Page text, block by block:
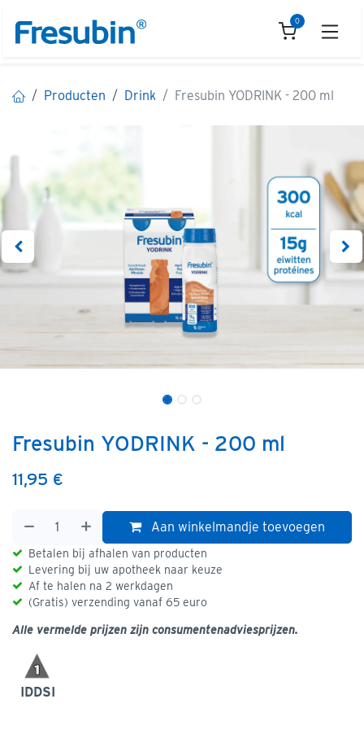
0
Producten Drink Fresubin YODRINK - 200 ml
Fresubin YODRINK - 200 ml
11,95 €
Aan winkelmandje toevoegen
Betalen bij afhalen van producten
Levering bij uw apotheek naar keuze
Af te halen na 2 werkdagen
(Gratis) verzending vanaf 65 euro
Alle vermelde prijzen zijn consumentenadviesprijzen.
IDDSI